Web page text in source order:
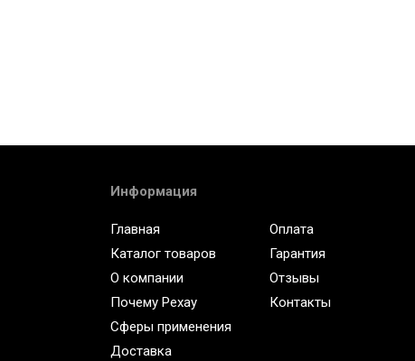
Информация
Главная
Каталог товаров
О компании
Почему Рехау
Сферы применения
Доставка
Оплата
Гарантия
Отзывы
Контакты